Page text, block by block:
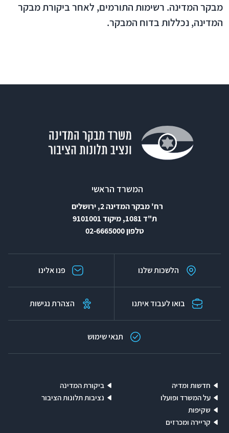
מבקר המדינה. רשימות התורמים, לאחר ביקורת מבקר
המדינה, נכללות בדוח המבקר.​
המשרד הראשי
רח' מבקר המדינה 2, ירושלים
ת"ד 1081, מיקוד 9101001
טלפון 02-6665000
הלשכות שלנו פנו אלינו
בואו לעבוד איתנו הצהרת נגישות
תנאי שימוש
חדשות ומדיה
על המשרד ופועלו
ביקורת המדינה
נציבות תלונות הציבור
שקיפות
קריירה ומכרזים